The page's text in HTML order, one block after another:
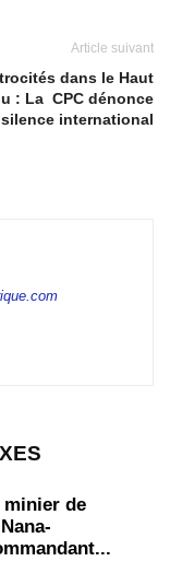
Article suivant
dans le Haut
: La CPC dénonce
international
de